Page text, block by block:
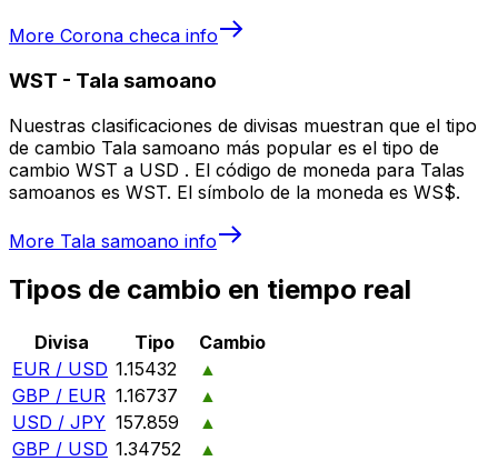
More Corona checa info
WST - Tala samoano
Nuestras clasificaciones de divisas muestran que el tipo
de cambio Tala samoano más popular es el tipo de
cambio WST a USD . El código de moneda para Talas
samoanos es WST. El símbolo de la moneda es WS$.
More Tala samoano info
Tipos de cambio en tiempo real
Divisa Tipo
Cambio
EUR / USD 1.15432
▲
GBP / EUR 1.16737
▲
USD / JPY 157.859
▲
GBP / USD 1.34752
▲